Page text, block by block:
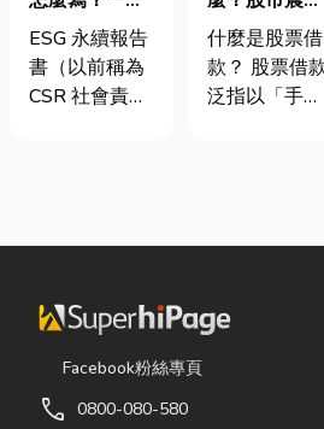
要上市櫃才寫
嗎？3步驟擺
脫綠色轉型焦
ESG 永續報告
書（以前稱為
CSR 社會責任
責任（S）與
（G）三個維
度營運成果的
正式文件。它
「健康體檢
股票借款、股
票質借、當鋪
借款完整比較
什麼是股票借
款？ 股票借款
泛指以「手中
的融資方式，
能取得資金應
Facebook粉絲專頁
call 0800-080-580